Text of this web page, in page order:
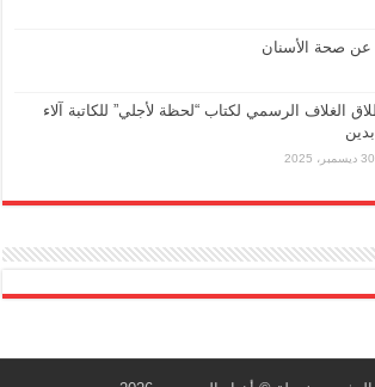
صحة الأسنان
الغلاف الرسمي لكتاب “لحظة لأجلي” للكاتبة آلاء
30 ديسمبر، 2025